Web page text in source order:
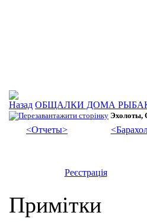
ОБЩАЛКИ ДОМА
Эхолоты,
<Отчеты>
Реєстрація
Примітки